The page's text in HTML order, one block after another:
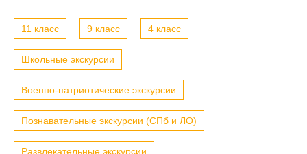
11 класс 9 класс 4 класс
Школьные экскурсии
Военно-патриотические экскурсии
Познавательные экскурсии (СПб и ЛО)
Развлекательные экскурсии